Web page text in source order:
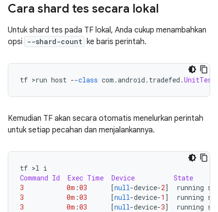
Cara shard tes secara lokal
Untuk shard tes pada TF lokal, Anda cukup menambahkan
opsi
--shard-count ke baris perintah.
tf >run host --class com .android . tradefed .
Kemudian TF akan secara otomatis menelurkan perintah
untuk setiap pecahan dan menjalankannya.
tf >l i
Command Id Exec Time Device
State
3
0m :03 [null-device-2]
running
3
0m :03 [null-device-1 ]
running
3
0m :03 [null-device-3] running